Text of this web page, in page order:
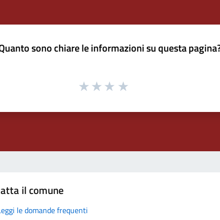
sono chiare le informazioni su questa
il comune
le domande frequenti